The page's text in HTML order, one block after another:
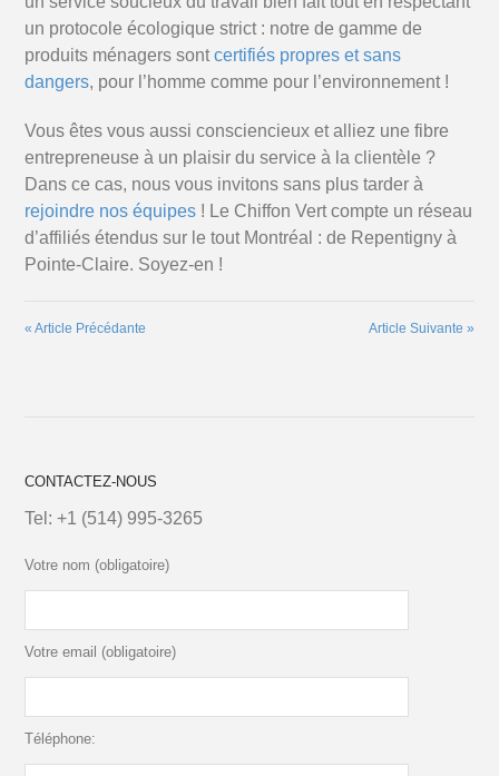
un protocole écologique strict : notre de gamme de
produits ménagers sontcertifiés propres et sans
dangers, pour l’homme comme pour l’environnement !
Vous êtes vous aussi consciencieux et alliez une fibre
entrepreneuse à un plaisir du service à la clientèle ?
Dans ce cas, nous vous invitons sans plus tarder à
rejoindre nos équipes ! Le Chiffon Vert compte un réseau
d’affiliés étendus sur le tout Montréal : de Repentigny à
Pointe-Claire. Soyez-en !
« Article Précédante Article Suivante »
CONTACTEZ-NOUS
Tel:+1 (514) 995-3265
Votre nom (obligatoire)
Votre email (obligatoire)
Téléphone: